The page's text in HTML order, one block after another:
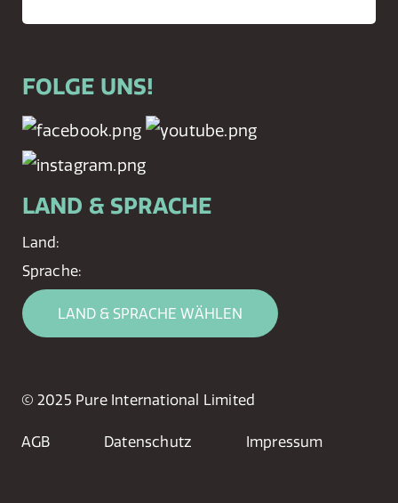
FOLGE UNS!
LAND & SPRACHE
Land:
Sprache:
LAND & SPRACHE WÄHLEN
© 2025 Pure International Limited
AGB Datenschutz Impressum